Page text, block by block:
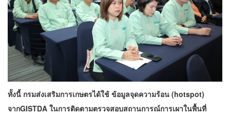
ทั้งนี้ กรมส่งเสริมการเกษตรได้ใช้ ข้อมูลจุดความร้อน (hotspot)
จากGISTDA ในการติดตามตรวจสอบสถานการณ์การเผาในพื้นที่